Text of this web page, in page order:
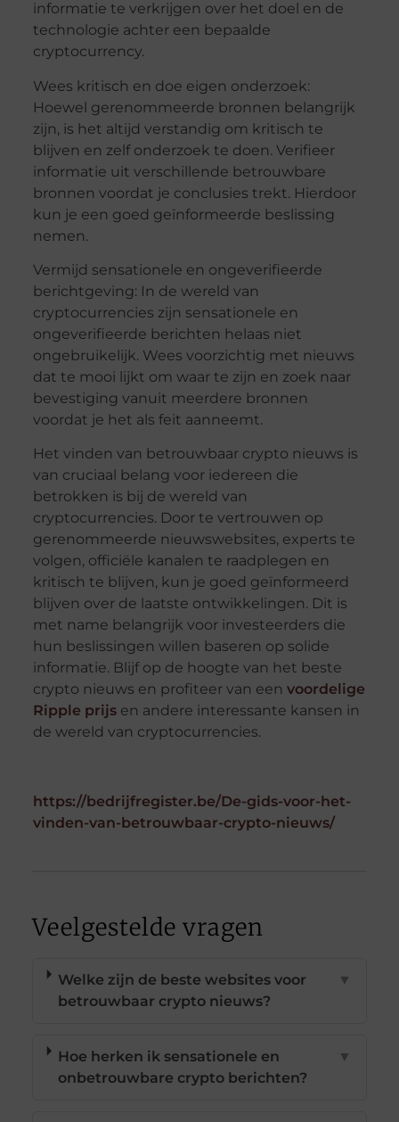
informatie te verkrijgen over het doel en de
technologie achter een bepaalde
cryptocurrency.
Wees kritisch en doe eigen onderzoek:
Hoewel gerenommeerde bronnen belangrijk
zijn, is het altijd verstandig om kritisch te
blijven en zelf onderzoek te doen. Verifieer
informatie uit verschillende betrouwbare
bronnen voordat je conclusies trekt. Hierdoor
kun je een goed geïnformeerde beslissing
nemen.
Vermijd sensationele en ongeverifieerde
berichtgeving: In de wereld van
cryptocurrencies zijn sensationele en
ongeverifieerde berichten helaas niet
ongebruikelijk. Wees voorzichtig met nieuws
dat te mooi lijkt om waar te zijn en zoek naar
bevestiging vanuit meerdere bronnen
voordat je het als feit aanneemt.
Het vinden van betrouwbaar crypto nieuws is
van cruciaal belang voor iedereen die
betrokken is bij de wereld van
cryptocurrencies. Door te vertrouwen op
gerenommeerde nieuwswebsites, experts te
volgen, officiële kanalen te raadplegen en
kritisch te blijven, kun je goed geïnformeerd
blijven over de laatste ontwikkelingen. Dit is
met name belangrijk voor investeerders die
hun beslissingen willen baseren op solide
informatie. Blijf op de hoogte van het beste
crypto nieuws en profiteer van een voordelige
Ripple prijsen andere interessante kansen in
de wereld van cryptocurrencies.
https://bedrijfregister.be/De-gids-voor-het-
vinden-van-betrouwbaar-crypto-nieuws/
Veelgestelde vragen
Welke zijn de beste websites voor
betrouwbaar crypto nieuws?
▼
Hoe herken ik sensationele en
onbetrouwbare crypto berichten?
▼